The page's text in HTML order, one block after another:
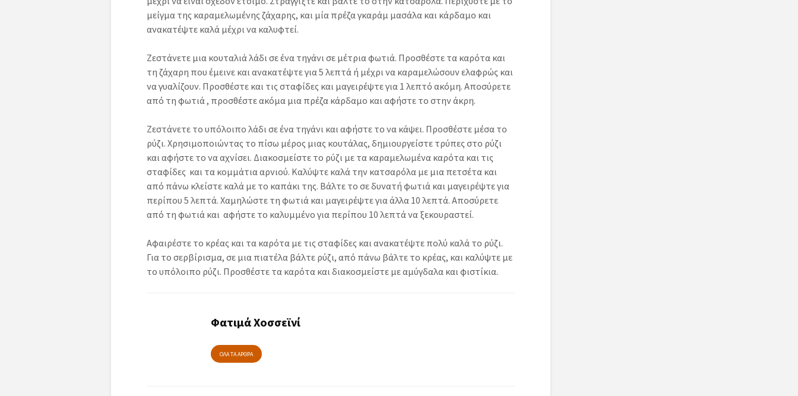
μείγμα της καραμελωμένης ζάχαρης, και μία πρέζα γκαράμ μασάλα και κάρδαμο και
ανακατέψτε καλά μέχρι να καλυφτεί.
Ζεστάνετε μια κουταλιά λάδι σε ένα τηγάνι σε μέτρια φωτιά. Προσθέστε τα καρότα και
τη ζάχαρη που έμεινε και ανακατέψτε για 5 λεπτά ή μέχρι να καραμελώσουν ελαφρώς και
να γυαλίζουν. Προσθέστε και τις σταφίδες και μαγειρέψτε για 1 λεπτό ακόμη. Αποσύρετε
από τη φωτιά , προσθέστε ακόμα μια πρέζα κάρδαμο και αφήστε το στην άκρη.
Ζεστάνετε το υπόλοιπο λάδι σε ένα τηγάνι και αφήστε το να κάψει. Προσθέστε μέσα το
ρύζι. Χρησιμοποιώντας το πίσω μέρος μιας κουτάλας, δημιουργείστε τρύπες στο ρύζι
και αφήστε το να αχνίσει. Διακοσμείστε το ρύζι με τα καραμελωμένα καρότα και τις
σταφίδες και τα κομμάτια αρνιού. Καλύψτε καλά την κατσαρόλα με μια πετσέτα και
από πάνω κλείστε καλά με το καπάκι της. Βάλτε το σε δυνατή φωτιά και μαγειρέψτε για
περίπου 5 λεπτά. Χαμηλώστε τη φωτιά και μαγειρέψτε για άλλα 10 λεπτά. Αποσύρετε
από τη φωτιά και αφήστε το καλυμμένο για περίπου 10 λεπτά να ξεκουραστεί.
Αφαιρέστε το κρέας και τα καρότα με τις σταφίδες και ανακατέψτε πολύ καλά το ρύζι.
Για το σερβίρισμα, σε μια πιατέλα βάλτε ρύζι, από πάνω βάλτε το κρέας, και καλύψτε με
το υπόλοιπο ρύζι. Προσθέστε τα καρότα και διακοσμείστε με αμύγδαλα και φιστίκια.
Φατιμά Χοσσεϊνί
ΟΛΑ ΤΑ ΑΡΘΡΑ